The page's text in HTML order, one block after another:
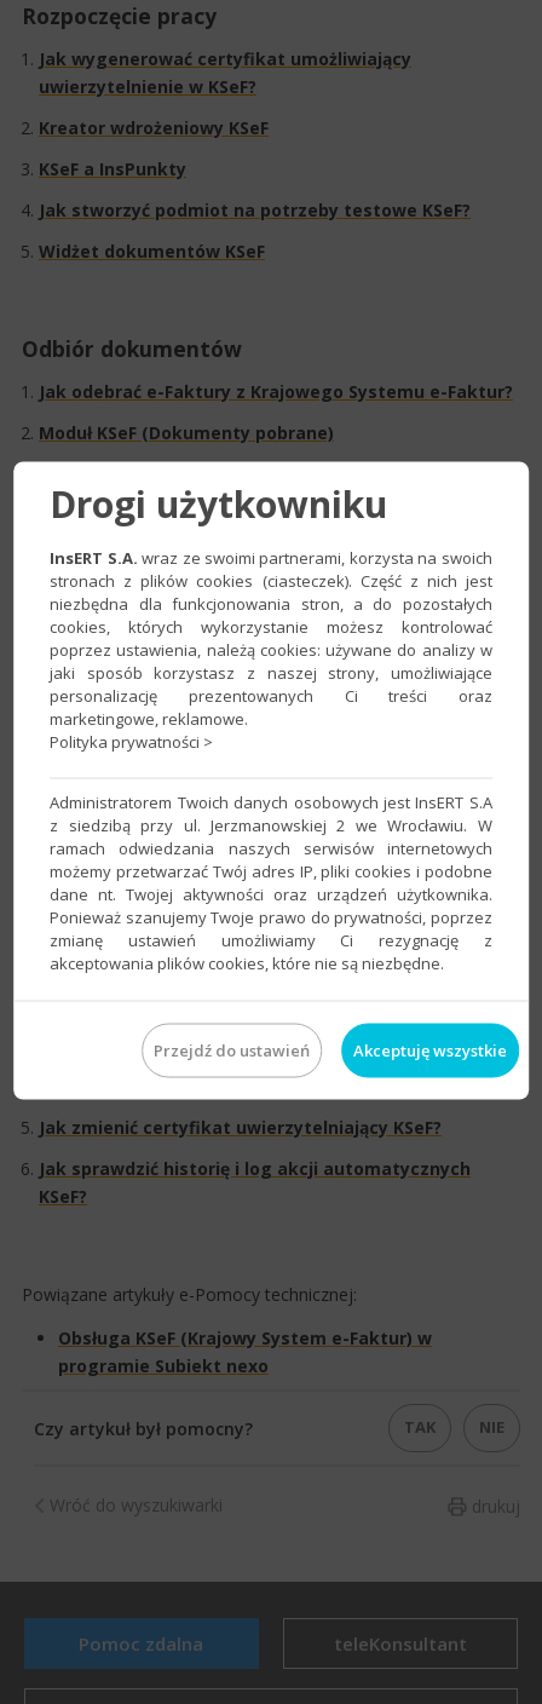
Rozpoczęcie pracy
Jak wygenerować certyfikat umożliwiający
uwierzytelnienie w KSeF?​​
Kreator wdrożeniowy KSeF​​
​KSeF a InsPunkty​
Jak stworzyć podmiot na potrzeby testowe KSeF?​
Widżet dokumentów KSeF​
Odbiór dokumentów
Jak odebrać e-Faktury z Krajowego Systemu e-Faktur?​
Moduł KSeF (Dokumenty pobrane)
KSeF?
Dokumentów?​
Księgowanie dokumentów
Jak dostosować schematy do dekretacji e-Faktur
(KSeF)?​
Opcjonalna konfiguracja​​
Jak zmienić sposób pracy z Krajowym Systemem e-
Faktur?
Jak dodać kolumnę KSeF do widoku Dekretacji
dokumentów?
Jak dodać kolumnę Numer KSeF do widoku Dekretacji
dokumentów?​
Jak usunąć certyfikat uwierzytelniający KSeF?
Jak zmienić certyfikat uwierzytelniający KSeF?​
Jak sprawdzić historię i log akcji automatycznych
KSeF?
Powiązane artykuły e-Pomocy technicznej:
Obsługa KSeF (Krajowy System e-Faktur) w
programie Subiekt nexo​
Czy artykuł był pomocny? TAK NIE
drukuj
Wróć do wyszukiwarki
Pomoc zdalna teleKonsultant
Drogi użytkowniku
InsERT S.A. wraz ze swoimi partnerami, korzysta na swoich
stronach z plików cookies (ciasteczek). Część z nich jest
niezbędna dla funkcjonowania stron, a do pozostałych
cookies, których wykorzystanie możesz kontrolować
poprzez ustawienia, należą cookies: używane do analizy w
jaki sposób korzystasz z naszej strony, umożliwiające
personalizację prezentowanych Ci treści oraz
marketingowe, reklamowe.
Polityka prywatności >
Administratorem Twoich danych osobowych jest InsERT S.A
z siedzibą przy ul. Jerzmanowskiej 2 we Wrocławiu. W
ramach odwiedzania naszych serwisów internetowych
możemy przetwarzać Twój adres IP, pliki cookies i podobne
dane nt. Twojej aktywności oraz urządzeń użytkownika.
Ponieważ szanujemy Twoje prawo do prywatności, poprzez
zmianę ustawień umożliwiamy Ci rezygnację z
akceptowania plików cookies, które nie są niezbędne.
Przejdź do ustawień Akceptuję wszystkie